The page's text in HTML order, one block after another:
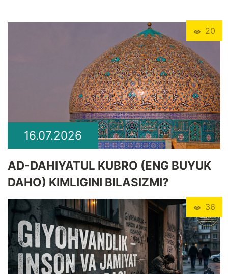
20
16.07.2026
​AD-DAHIYATUL KUBRO (ENG BUYUK
DAHO) KIMLIGINI BILASIZMI?
36